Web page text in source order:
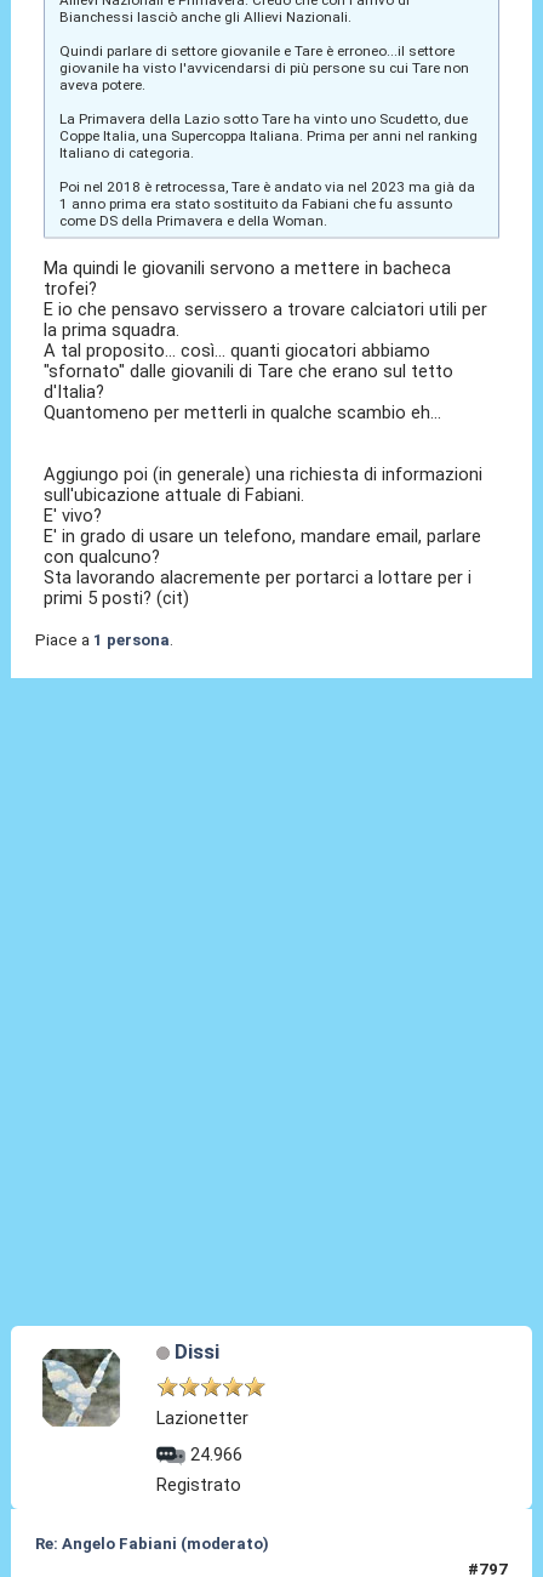
Bianchessi lasciò anche gli Allievi Nazionali.
Quindi parlare di settore giovanile e Tare è erroneo...il settore
giovanile ha visto l'avvicendarsi di più persone su cui Tare non
aveva potere.
La Primavera della Lazio sotto Tare ha vinto uno Scudetto, due
Coppe Italia, una Supercoppa Italiana. Prima per anni nel ranking
Italiano di categoria.
Poi nel 2018 è retrocessa, Tare è andato via nel 2023 ma già da
1 anno prima era stato sostituito da Fabiani che fu assunto
come DS della Primavera e della Woman.
Ma quindi le giovanili servono a mettere in bacheca
trofei?
E io che pensavo servissero a trovare calciatori utili per
la prima squadra.
A tal proposito... così... quanti giocatori abbiamo
"sfornato" dalle giovanili di Tare che erano sul tetto
d'Italia?
Quantomeno per metterli in qualche scambio eh...
Aggiungo poi (in generale) una richiesta di informazioni
sull'ubicazione attuale di Fabiani.
E' vivo?
E' in grado di usare un telefono, mandare email, parlare
con qualcuno?
Sta lavorando alacremente per portarci a lottare per i
primi 5 posti? (cit)
Piace a 1 persona.
Dissi
Lazionetter
24.966
Registrato
Re: Angelo Fabiani (moderato)
#797